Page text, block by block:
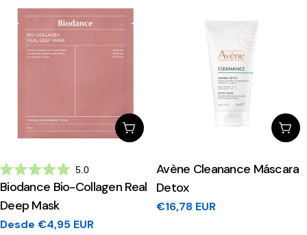
:
Escolhe Opções
Avaliado
com
5.0
de
5
estrelas
5.0
Biodance Bio-Collagen Real
Deep Mask
Preço
Desde €4,95 EUR
Avène Cleanance Máscara
Detox
Preço
€16,78 EUR